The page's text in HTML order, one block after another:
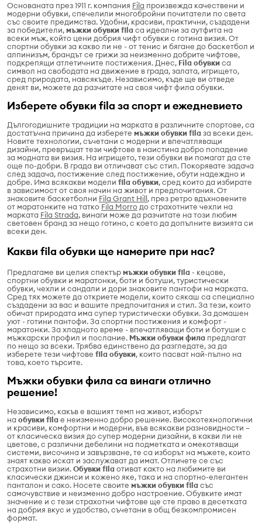
Основаната през 1911 г. компания Fila произвежда качествени и
модерни обувки, спечелили многобройни почитатели по света
със своите предимства. Удобни, красиви, практични, създадени
за победители,мъжки обувки filaса идеални за аутфита на
всеки мъж, който цени добрия чифт обувки с готина визия. От
спортни обувки за какво ли не - от тенис и бягане до баскетбол и
алпинизъм, брандът се грижи за неизменно добрите чифтове,
подкрепящи атлетичните постижения. Днес, Fila обувкиса
символ на свободата на движение в града, залата, игрището,
сред природата, навсякъде. Независимо, къде ще ви отведе
денят ви, можете да разчитате на своя чифт фила обувки.
Изберете обувки fila за спорт и ежедневието
Дългогодишните традиции на марката в различните спортове, са
достатъчна причина да изберете мъжки обувки filaза всеки ден.
Новите технологии, съчетани с модерни и впечатляващи
дизайни, превръщат тези чифтове в наистина добро попадение
за модната ви визия. На игрището, тези обувки ви помагат да сте
още по-добри. В града ви отличават със стил. Покорявате задача
след задача, постижение след постижение, обути надеждно и
добре. Има всякакви модели fila обувки, сред които да избирате
в зависимост от своя начин на живот и предпочитания. От
знаковите баскетболни Fila Grant Hill, през ретро вдъхновените
от маратонките на татко Fila Morro до страхотните чехли на
марката Fila Strada, винаги може да разчитате на този любим
световен бранд за нещо готино, с което да допълните визията си
всеки ден.
Какви fila обувки ще намерите при нас?
Предлагаме ви целия спектърмъжки обувки fila- кецове,
спортни обувки и маратонки, боти и ботуши, туристически
обувки, чехли и сандали и дори знаковите пантофи на марката.
Сред тях можете да откриете модели, които сякаш са специално
създадени за вас и вашите предпочитания и стил. За тези, които
обичат природата има супер туристически обувки. За домашен
уют - готини пантофи. За спортни постижения и комфорт -
маратонки. За хладното време - впечатляващи боти и ботуши с
мъжкарски профил и послание. Мъжки обувки фила предлагат
по нещо за всеки. Трябва единствено да разгледате, за да
изберете тези чифтове fila обувки, които пасват най-пълно на
това, което търсите.
Мъжки обувки фила са винаги отлично
решение!
Независимо, какъв е вашият темп на живот, изборът
наобувкиfilaе неизменно добро решение. Високотехнологични
и красиви, комфортни и модерни, във всякакви разновидности –
от класическа визия до супер модерни дизайни, в какви ли не
цветове, с различни дебелини на подметката и омекотяващи
системи, височина и завързване, те са изборът на мъжете, които
знаят какво искат и заслужават да имат. Отличете се със
страхотни визии.Обувки filaотиват както на любимите ви
класически джинси и кожено яке, така и на спортно-елегантен
панталон и сако. Носете своите мъжки обувкиfilaсъс
самочувствие и неизменно добро настроение. Обувките имат
значение и с тези страхотни чифтове ще сте право в десетката
на добрия вкус и удобство, съчетани в общ безкомпромисен
формат.